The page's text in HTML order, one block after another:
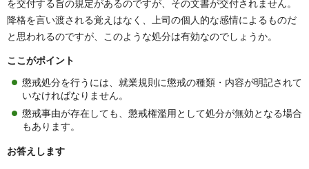
を交付する旨の規定があるのですが、その文書が交付されません。
降格を言い渡される覚えはなく、上司の個人的な感情によるものだ
と思われるのですが、このような処分は有効なのでしょうか。
ここがポイント
懲戒処分を行うには、就業規則に懲戒の種類・内容が明記されて
いなければなりません。
懲戒事由が存在しても、懲戒権濫用として処分が無効となる場合
もあります。
お答えします